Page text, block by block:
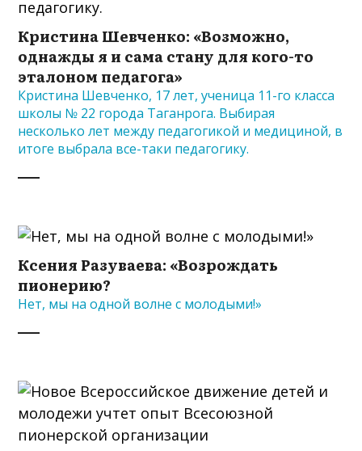
Кристина Шевченко: «Возможно,
однажды я и сама стану для кого-то
эталоном педагога»
Кристина Шевченко, 17 лет, ученица 11-го класса
школы № 22 города Таганрога. Выбирая
несколько лет между педагогикой и медициной, в
итоге выбрала все-таки педагогику.
Ксения Разуваева: «Возрождать
пионерию?
Нет, мы на одной волне с молодыми!»